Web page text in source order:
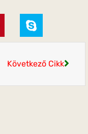
Következő Cikk